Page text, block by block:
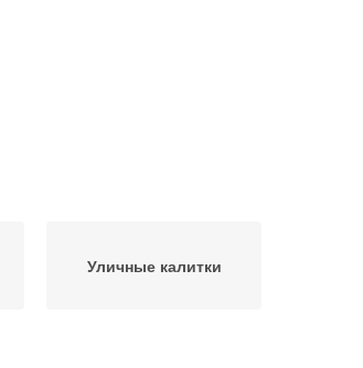
Уличные калитки